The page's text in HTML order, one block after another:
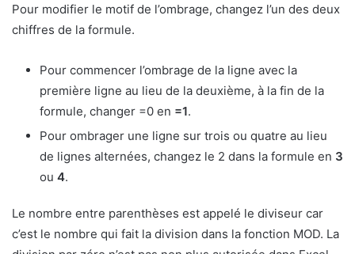
Pour modifier le motif de l’ombrage, changez l’un des deux
chiffres de la formule.
Pour commencer l’ombrage de la ligne avec la
première ligne au lieu de la deuxième, à la fin de la
formule, changer =0 en =1.
Pour ombrager une ligne sur trois ou quatre au lieu
de lignes alternées, changez le 2 dans la formule en 3
ou 4.
Le nombre entre parenthèses est appelé le diviseur car
c’est le nombre qui fait la division dans la fonction MOD. La